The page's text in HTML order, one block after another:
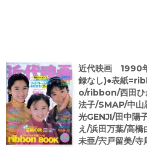
近代映画 1990
録なし)●表紙
o/ribbon/西田ひ
法子/SMAP/中
光GENJI/田中陽
え/浜田万葉/高橋
未亜/宍戸留美/